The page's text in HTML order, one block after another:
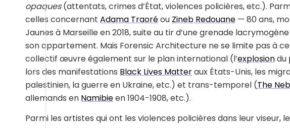
opaques(attentats, crimes d’État, violences policières, etc.).
celles concernant Adama Traoréou Zineb Redouane — 80 ans,
Jaunes à Marseille en 2018, suite au tir d’une grenade
son appartement. Mais Forensic Architecture ne se limite pas à
collectif œuvre également sur le plan international (l’explosiondu
lors des manifestations Black Lives Matteraux États-Unis, les
palestinien, la guerre en Ukraine, etc.) et trans-temporel (The
allemands en Namibieen 1904-1908, etc.).
Parmi les artistes qui ont les violences policières dans leur viseur,